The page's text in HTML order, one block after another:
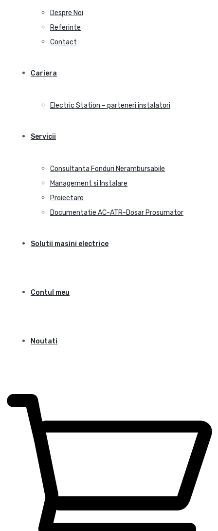
Despre Noi
Referinte
Contact
Cariera
Electric Station – parteneri instalatori
Servicii
Consultanta Fonduri Nerambursabile
Management si Instalare
Proiectare
Documentatie AC-ATR-Dosar Prosumator
Solutii masini electrice
Contul meu
Noutati